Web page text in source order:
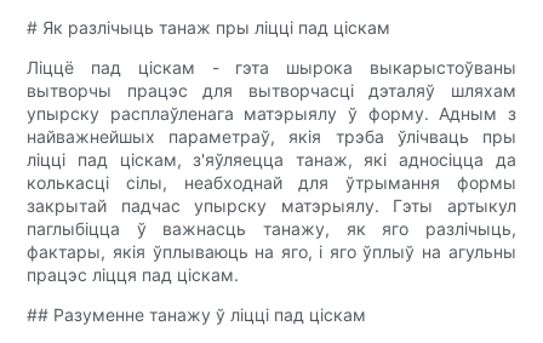
# Як разлічыць танаж пры ліцці пад ціскам
Ліццё пад ціскам - гэта шырока выкарыстоўваны
вытворчы працэс для вытворчасці дэталяў шляхам
упырску расплаўленага матэрыялу ў форму. Адным з
найважнейшых параметраў, якія трэба ўлічваць пры
ліцці пад ціскам, з'яўляецца танаж, які адносіцца да
колькасці сілы, неабходнай для ўтрымання формы
закрытай падчас упырску матэрыялу. Гэты артыкул
паглыбіцца ў важнасць танажу, як яго разлічыць,
фактары, якія ўплываюць на яго, і яго ўплыў на агульны
працэс ліцця пад ціскам.
## Разуменне танажу ў ліцці пад ціскам